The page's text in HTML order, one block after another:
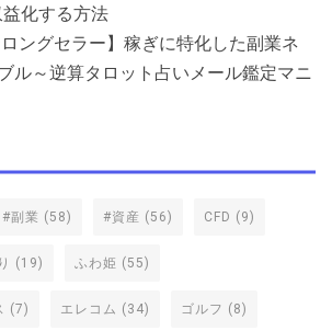
化する方法
ングセラー】稼ぎに特化した副業ネ
ル～逆算タロット占いメール鑑定マニ
#副業 (58) #資産 (56) CFD (9)
(19) ふわ姫 (55)
(7) エレコム (34) ゴルフ (8)